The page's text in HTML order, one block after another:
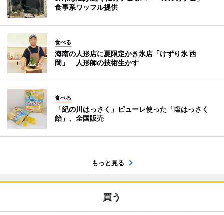
食事系ワッフル提供
食べる
海南の人形店に夏限定かき氷店「けずり氷 西
岡」 人形師の技術生かす
食べる
「紀の川はっさく」ピューレ使った「塩はっさく
飴」、全国販売
もっと見る
買う